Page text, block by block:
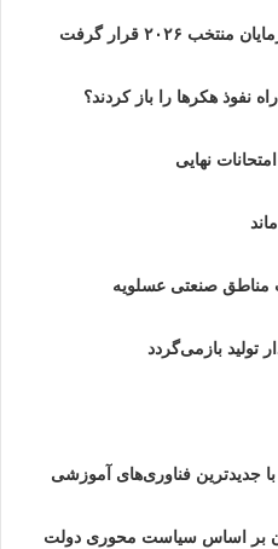
۲۰۲۶ قرار گرفت
هکرها را باز کردند؟
نهایی
مناطق صنعتی عسلویه
تولید بازمی‌گردد
بر اساس سیاست محوری دولت